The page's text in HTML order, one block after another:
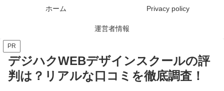
ホーム Privacy policy
運営者情報
PR
デジハクWEBデザインスクールの評
判は？リアルな口コミを徹底調査！